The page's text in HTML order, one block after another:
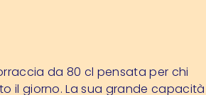
da 80 cl pensata per chi
il giorno. La sua grande capacità